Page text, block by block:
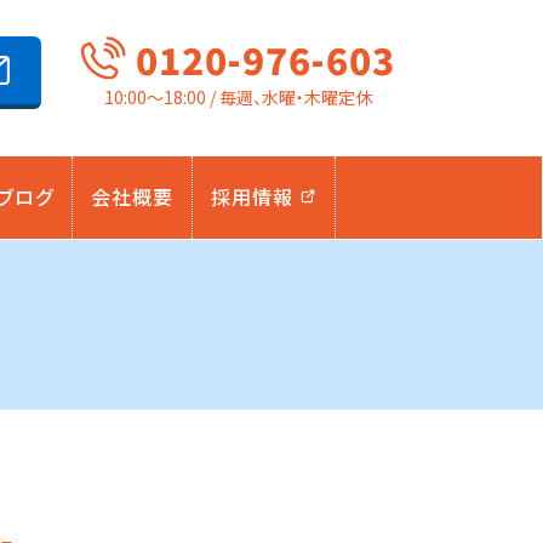
ログ 会社概要 採用情報
0120-976-603
10:00～18:00 / 毎週、水曜・木曜定休